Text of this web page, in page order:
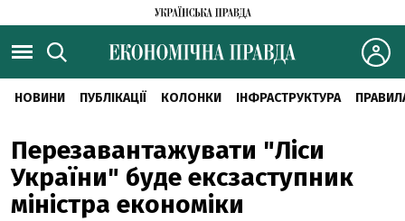
НОВИНИ ПУБЛІКАЦІЇ КОЛОНКИ ІНФРАСТРУКТУРА
Перезавантажувати "Ліси
України" буде ексзаступник
міністра економіки